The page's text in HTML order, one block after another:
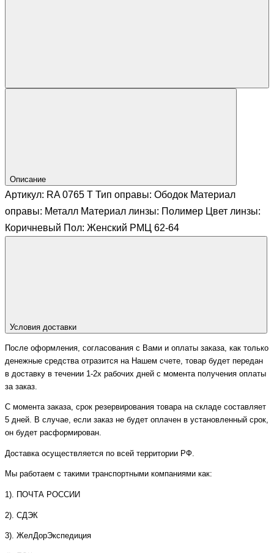
Описание
Артикул: RA 0765 Т Тип оправы: Ободок Материал
оправы: Металл Материал линзы: Полимер Цвет линзы:
Коричневый Пол: Женский РМЦ 62-64
Условия доставки
После оформления, согласования с Вами и оплаты заказа, как только
денежные средства отразится на Нашем счете, товар будет передан
в доставку в течении 1-2х рабочих дней с момента получения оплаты
за заказ.
С момента заказа, срок резервирования товара на складе составляет
5 дней. В случае, если заказ не будет оплачен в установленный срок,
он будет расформирован.
Доставка осуществляется по всей территории РФ.
Мы работаем с такими транспортными компаниями как:
1). ПОЧТА РОССИИ
2). СДЭК
3). ЖелДорЭкспедиция